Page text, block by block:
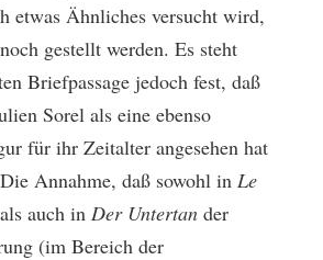
etwas Ähnliches versucht wird,
gestellt werden. Es steht
Briefpassage jedoch fest, daß
Sorel als eine ebenso
für ihr Zeitalter angesehen hat
Die Annahme, daß sowohl in Le
auch in Der Untertan der
(im Bereich der